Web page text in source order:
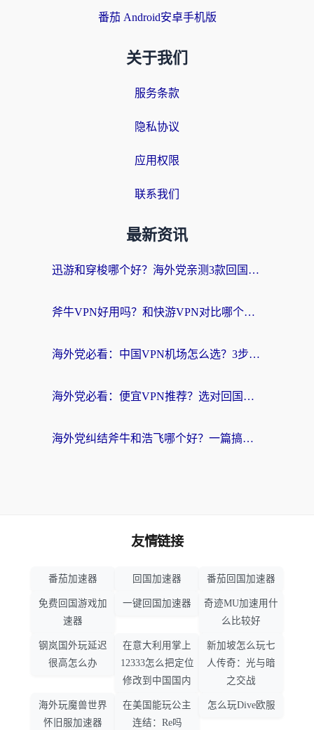
番茄 Android安卓手机版
关于我们
服务条款
隐私协议
应用权限
联系我们
最新资讯
迅游和穿梭哪个好？海外党亲测3款回国加速器+手游加速对比，附避坑指南
斧牛VPN好用吗？和快游VPN对比哪个回国效果更好？马来西亚留学生亲测分享
海外党必看：中国VPN机场怎么选？3步教你无缝访问国内资源（附避坑指南）
海外党必看：便宜VPN推荐？选对回国加速器才能无缝刷国内剧玩国服
海外党纠结斧牛和浩飞哪个好？一篇搞定回国加速器选择+无缝访问国内资源指南
友情链接
番茄加速器 回国加速器 番茄回国加速器
免费回国游戏加
速器
一键回国加速器
奇迹MU加速用什
么比较好
钢岚国外玩延迟
很高怎么办
在意大利用掌上
12333怎么把定位
修改到中国国内
新加坡怎么玩七
人传奇：光与暗
之交战
海外玩魔兽世界
怀旧服加速器
在美国能玩公主
连结：Re吗
怎么玩Dive欧服